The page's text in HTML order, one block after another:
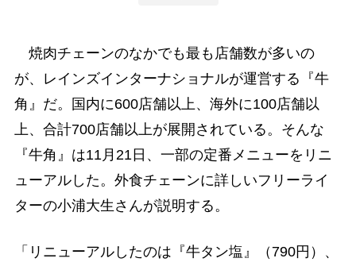
焼肉チェーンのなかでも最も店舗数が多いの
が、レインズインターナショナルが運営する『牛
角』だ。国内に600店舗以上、海外に100店舗以
上、合計700店舗以上が展開されている。そんな
『牛角』は11月21日、一部の定番メニューをリニ
ューアルした。外食チェーンに詳しいフリーライ
ターの小浦大生さんが説明する。
「リニューアルしたのは『牛タン塩』（790円）、